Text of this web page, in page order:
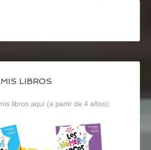
LIBROS
libros aquí (a partir de 4 años):